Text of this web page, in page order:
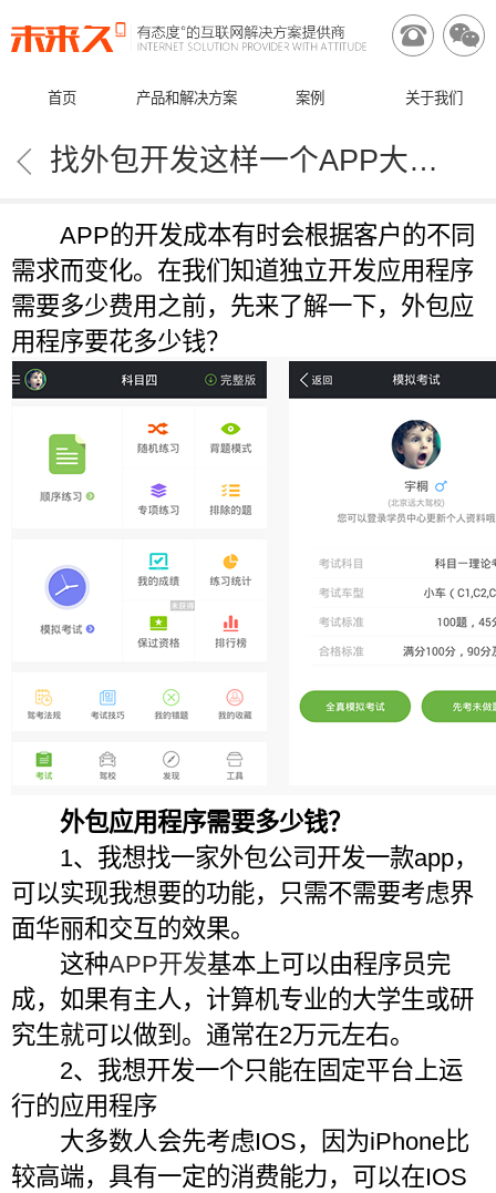
 
首页 产品和解决方案 案例 关于我们
 找外包开发这样一个APP大概要多少钱
APP的开发成本有时会根据客户的不同
需求而变化。在我们知道独立开发应用程序
需要多少费用之前，先来了解一下，外包应
用程序要花多少钱？
外包应用程序需要多少钱？
1、我想找一家外包公司开发一款app，
可以实现我想要的功能，只需不需要考虑界
面华丽和交互的效果。
这种APP开发基本上可以由程序员完
成，如果有主人，计算机专业的大学生或研
究生就可以做到。通常在2万元左右。
2、我想开发一个只能在固定平台上运
行的应用程序
大多数人会先考虑IOS，因为iPhone比
较高端，具有一定的消费能力，可以在IOS